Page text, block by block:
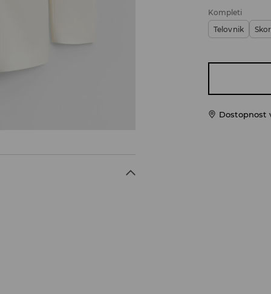
Kompleti
Telovnik
Dostopnost